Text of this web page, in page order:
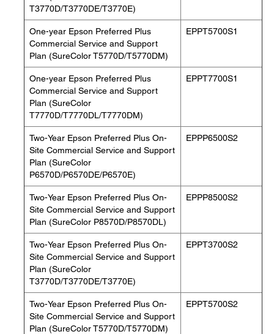
T3770D/T3770DE/T3770E)
One-year Epson Preferred Plus
Commercial Service and Support
Plan (SureColor T5770D/T5770DM)
EPPT5700S1
One-year Epson Preferred Plus
Commercial Service and Support
Plan (SureColor
T7770D/T7770DL/T7770DM)
EPPT7700S1
Two-Year Epson Preferred Plus On-
Site Commercial Service and Support
Plan (SureColor
P6570D/P6570DE/P6570E)
EPPP6500S2
Two-Year Epson Preferred Plus On-
Site Commercial Service and Support
Plan (SureColor P8570D/P8570DL)
EPPP8500S2
Two-Year Epson Preferred Plus On-
Site Commercial Service and Support
Plan (SureColor
T3770D/T3770DE/T3770E)
EPPT3700S2
Two-Year Epson Preferred Plus On-
Site Commercial Service and Support
Plan (SureColor T5770D/T5770DM)
EPPT5700S2